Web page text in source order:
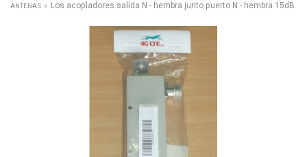
ANTENAS Los acopladores salida N - hembra junto puerto N - hembra 15dB